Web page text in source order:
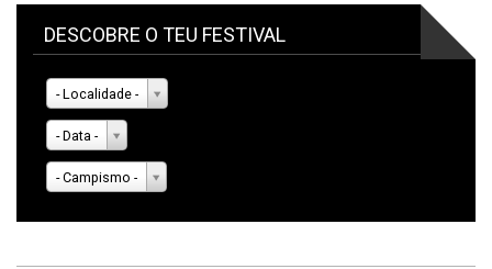
DESCOBRE O TEU FESTIVAL
- Localidade -
- Data -
- Campismo -